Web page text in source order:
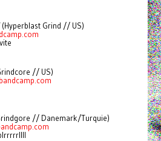
(Hyperblast Grind // US)
// US)
// Danemark/Turquie)